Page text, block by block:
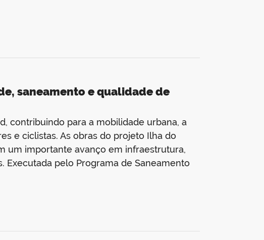
saneamento e qualidade de
contribuindo para a mobilidade urbana, a
e ciclistas. As obras do projeto Ilha do
um importante avanço em infraestrutura,
Executada pelo Programa de Saneamento